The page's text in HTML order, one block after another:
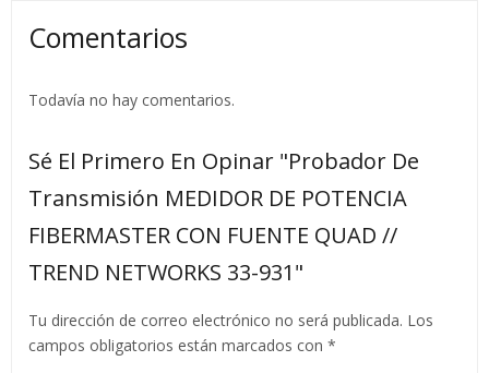
Comentarios
Todavía no hay comentarios.
Sé El Primero En Opinar "Probador De
Transmisión MEDIDOR DE POTENCIA
FIBERMASTER CON FUENTE QUAD //
TREND NETWORKS 33-931"
Tu dirección de correo electrónico no será publicada. Los
campos obligatorios están marcados con *